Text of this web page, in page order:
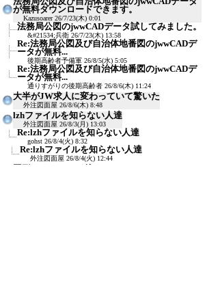
が無料ダウンロードできます。
Kazusoarer 26/7/23(木) 0:01
法務局公図のjwwCADデータ試してみました。
&#21534;兵衛 26/7/23(木) 13:58
Re:法務局公図及び自治体地番図のjwwCADデ
ータが無料...
後期高齢者予備軍 26/8/5(水) 5:05
Re:法務局公図及び自治体地番図のjwwCADデ
ータが無料...
通りすがりの後期高齢者 26/8/6(木) 11:24
大半がJW求人に変わっていて驚いた
外注図面屋 26/8/6(木) 8:48
lzhファイルを知らない人達
外注図面屋 26/8/3(月) 13:03
Re:lzhファイルを知らない人達
gohst 26/8/4(火) 8:32
Re:lzhファイルを知らない人達
外注図面屋 26/8/4(火) 12:44